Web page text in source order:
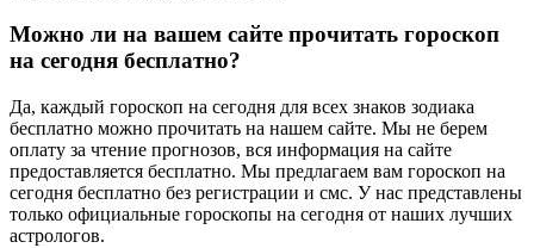
Можно ли на вашем сайте прочитать гороскоп
на сегодня бесплатно?
Да, каждый гороскоп на сегодня для всех знаков зодиака
бесплатно можно прочитать на нашем сайте. Мы не берем
оплату за чтение прогнозов, вся информация на сайте
предоставляется бесплатно. Мы предлагаем вам гороскоп на
сегодня бесплатно без регистрации и смс. У нас представлены
только официальные гороскопы на сегодня от наших лучших
астрологов.